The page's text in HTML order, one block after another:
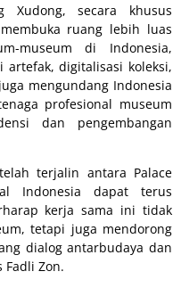
Xudong, secara khusus
ruang lebih luas
museum di Indonesia,
artefak, digitalisasi koleksi,
mengundang Indonesia
profesional museum
dan pengembangan
terjalin antara Palace
Indonesia dapat terus
kerja sama ini tidak
tetapi juga mendorong
dialog antarbudaya dan
Fadli Zon.